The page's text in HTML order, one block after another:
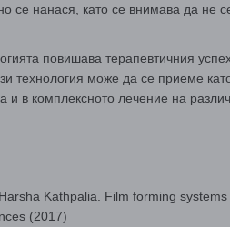
се нанася, като се внимава да не
повишава терапевтичния
технология може да се приеме
и в комплексното лечение на
Kathpalia. Film forming
(2017)